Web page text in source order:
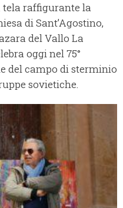
raffigurante la
di Sant’Agostino,
del Vallo La
oggi nel 75°
del campo di sterminio
sovietiche.